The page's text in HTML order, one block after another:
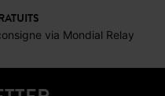
via Mondial Relay